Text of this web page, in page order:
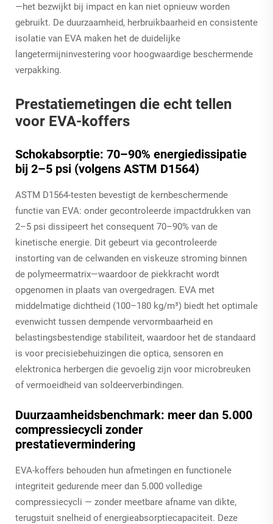
—het bezwijkt bij impact en kan niet opnieuw worden
gebruikt. De duurzaamheid, herbruikbaarheid en consistente
isolatie van EVA maken het de duidelijke
langetermijninvestering voor hoogwaardige beschermende
verpakking.
Prestatiemetingen die echt tellen
voor EVA-koffers
Schokabsorptie: 70–90% energiedissipatie
bij 2–5 psi (volgens ASTM D1564)
ASTM D1564-testen bevestigt de kernbeschermende
functie van EVA: onder gecontroleerde impactdrukken van
2–5 psi dissipeert het consequent 70–90% van de
kinetische energie. Dit gebeurt via gecontroleerde
instorting van de celwanden en viskeuze stroming binnen
de polymeermatrix—waardoor de piekkracht wordt
opgenomen in plaats van overgedragen. EVA met
middelmatige dichtheid (100–180 kg/m³) biedt het optimale
evenwicht tussen dempende vervormbaarheid en
belastingsbestendige stabiliteit, waardoor het de standaard
is voor precisiebehuizingen die optica, sensoren en
elektronica herbergen die gevoelig zijn voor microbreuken
of vermoeidheid van soldeerverbindingen.
Duurzaamheidsbenchmark: meer dan 5.000
compressiecycli zonder
prestatievermindering
EVA-koffers behouden hun afmetingen en functionele
integriteit gedurende meer dan 5.000 volledige
compressiecycli — zonder meetbare afname van dikte,
terugstuit snelheid of energieabsorptiecapaciteit. Deze